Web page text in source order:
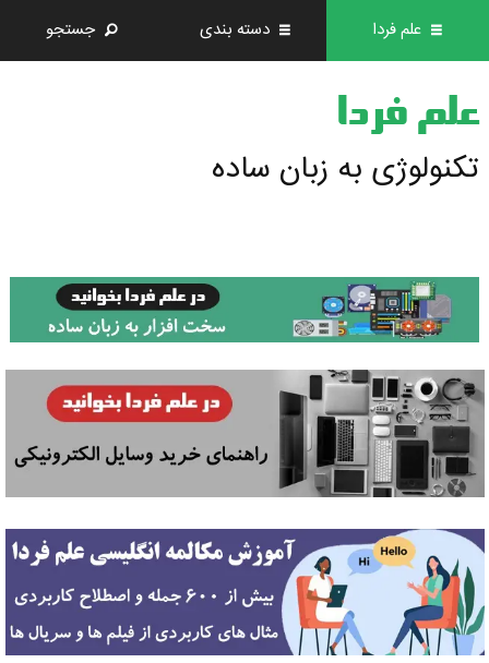
علم فردا دسته بندی جستجو
علم فردا
تکنولوژی به زبان ساده